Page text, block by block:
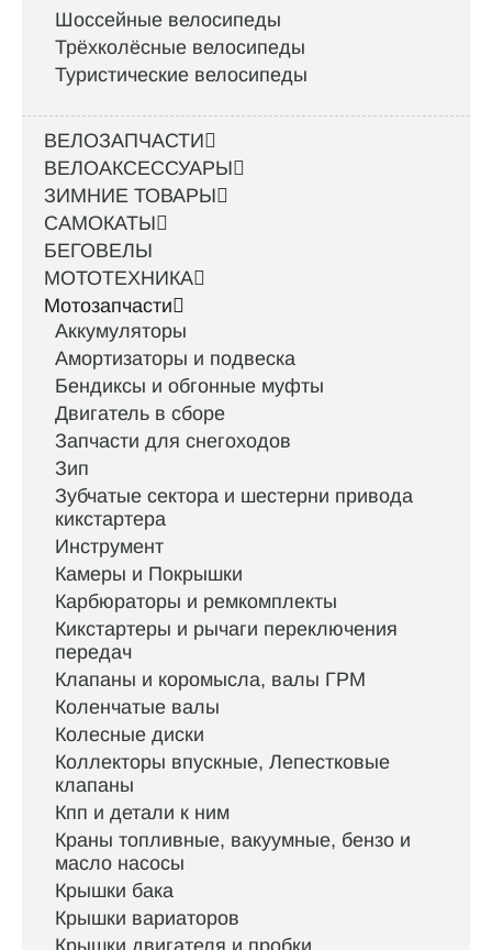
Шоссейные велосипеды
Трёхколёсные велосипеды
Туристические велосипеды
ВЕЛОЗАПЧАСТИ
ВЕЛОАКСЕССУАРЫ
ЗИМНИЕ ТОВАРЫ
САМОКАТЫ
БЕГОВЕЛЫ
МОТОТЕХНИКА
Мотозапчасти
Аккумуляторы
Амортизаторы и подвеска
Бендиксы и обгонные муфты
Двигатель в сборе
Запчасти для снегоходов
Зип
Зубчатые сектора и шестерни привода
кикстартера
Инструмент
Камеры и Покрышки
Карбюраторы и ремкомплекты
Кикстартеры и рычаги переключения
передач
Клапаны и коромысла, валы ГРМ
Коленчатые валы
Колесные диски
Коллекторы впускные, Лепестковые
клапаны
Кпп и детали к ним
Краны топливные, вакуумные, бензо и
масло насосы
Крышки бака
Крышки вариаторов